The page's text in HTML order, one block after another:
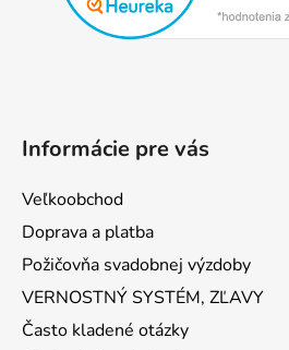
Informácie pre vás
Veľkoobchod
Doprava a platba
Požičovňa svadobnej výzdoby
VERNOSTNÝ SYSTÉM, ZĽAVY
Často kladené otázky